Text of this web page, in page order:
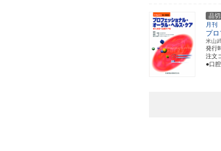
品
月刊
プ
米山
発行
注文
●口